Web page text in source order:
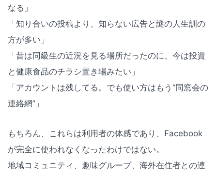
なる」
「知り合いの投稿より、知らない広告と謎の人生訓の
方が多い」
「昔は同級生の近況を見る場所だったのに、今は投資
と健康食品のチラシ置き場みたい」
「アカウントは残してる。でも使い方はもう“同窓会の
連絡網”」
もちろん、これらは利用者の体感であり、Facebook
が完全に使われなくなったわけではない。
地域コミュニティ、趣味グループ、海外在住者との連